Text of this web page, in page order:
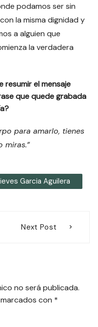
podamos ser sin
la misma dignidad y
a alguien que
la verdadera
resumir el mensaje
que quede grabada
para amarlo, tienes
miras.”
Garcia Aguilera
Next Post
no será publicada.
con *